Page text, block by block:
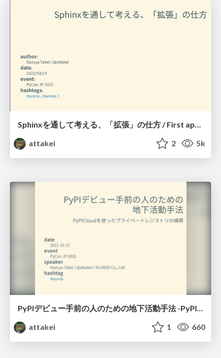
Sphinxを通して考える、「拡張」の仕方 / First approach for development sphinx extension
attakei
2 5k
attakei
1 660